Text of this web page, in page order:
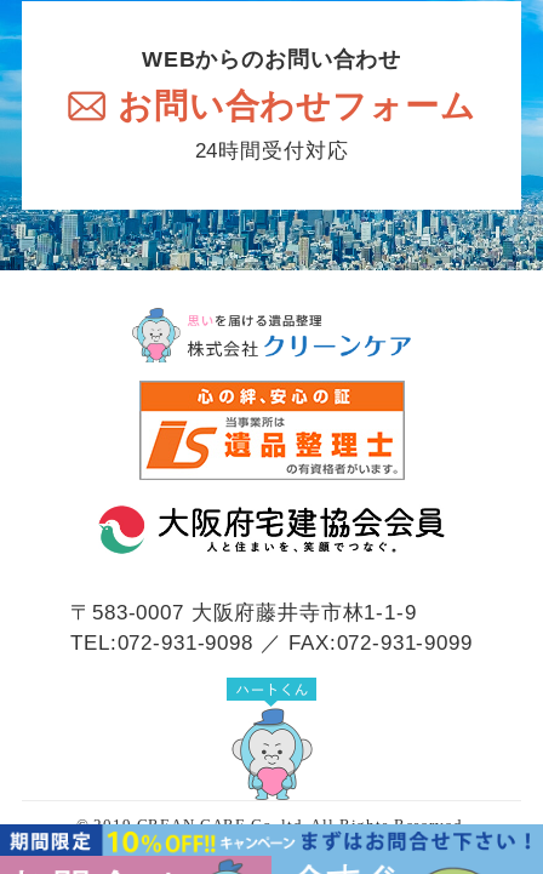
WEBからのお問い合わせ
お問い合わせフォーム
24時間受付対応
〒583-0007 大阪府藤井寺市林1-1-9
TEL:072-931-9098 ／ FAX:072-931-9099
© 2019 CREAN CARE Co.,ltd. All Rights Reserved.